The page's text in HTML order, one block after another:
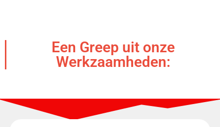
Een Greep uit onze
Werkzaamheden: